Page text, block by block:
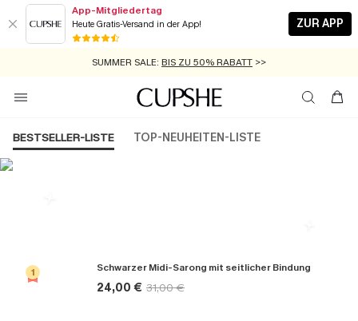
App-Mitgliedertag
Heute Gratis-Versand in der App! ZUR APP
GRATIS MASSBAND MIT JEDEM SCHNELLVERSAND-ARTIKEL >>
SUMMER SALE: BIS ZU 50% RABATT >>
ZUM NEWSLETTER:BIS ZU -20% EXTRA ERHALTEN
KOSTENLOSER VERSAND AB 89 €
BESTSELLER-LISTE TOP-NEUHEITEN-LISTE
1 Schwarzer Midi-Sarong mit seitlicher Bindung
24,00 € 31,00 €